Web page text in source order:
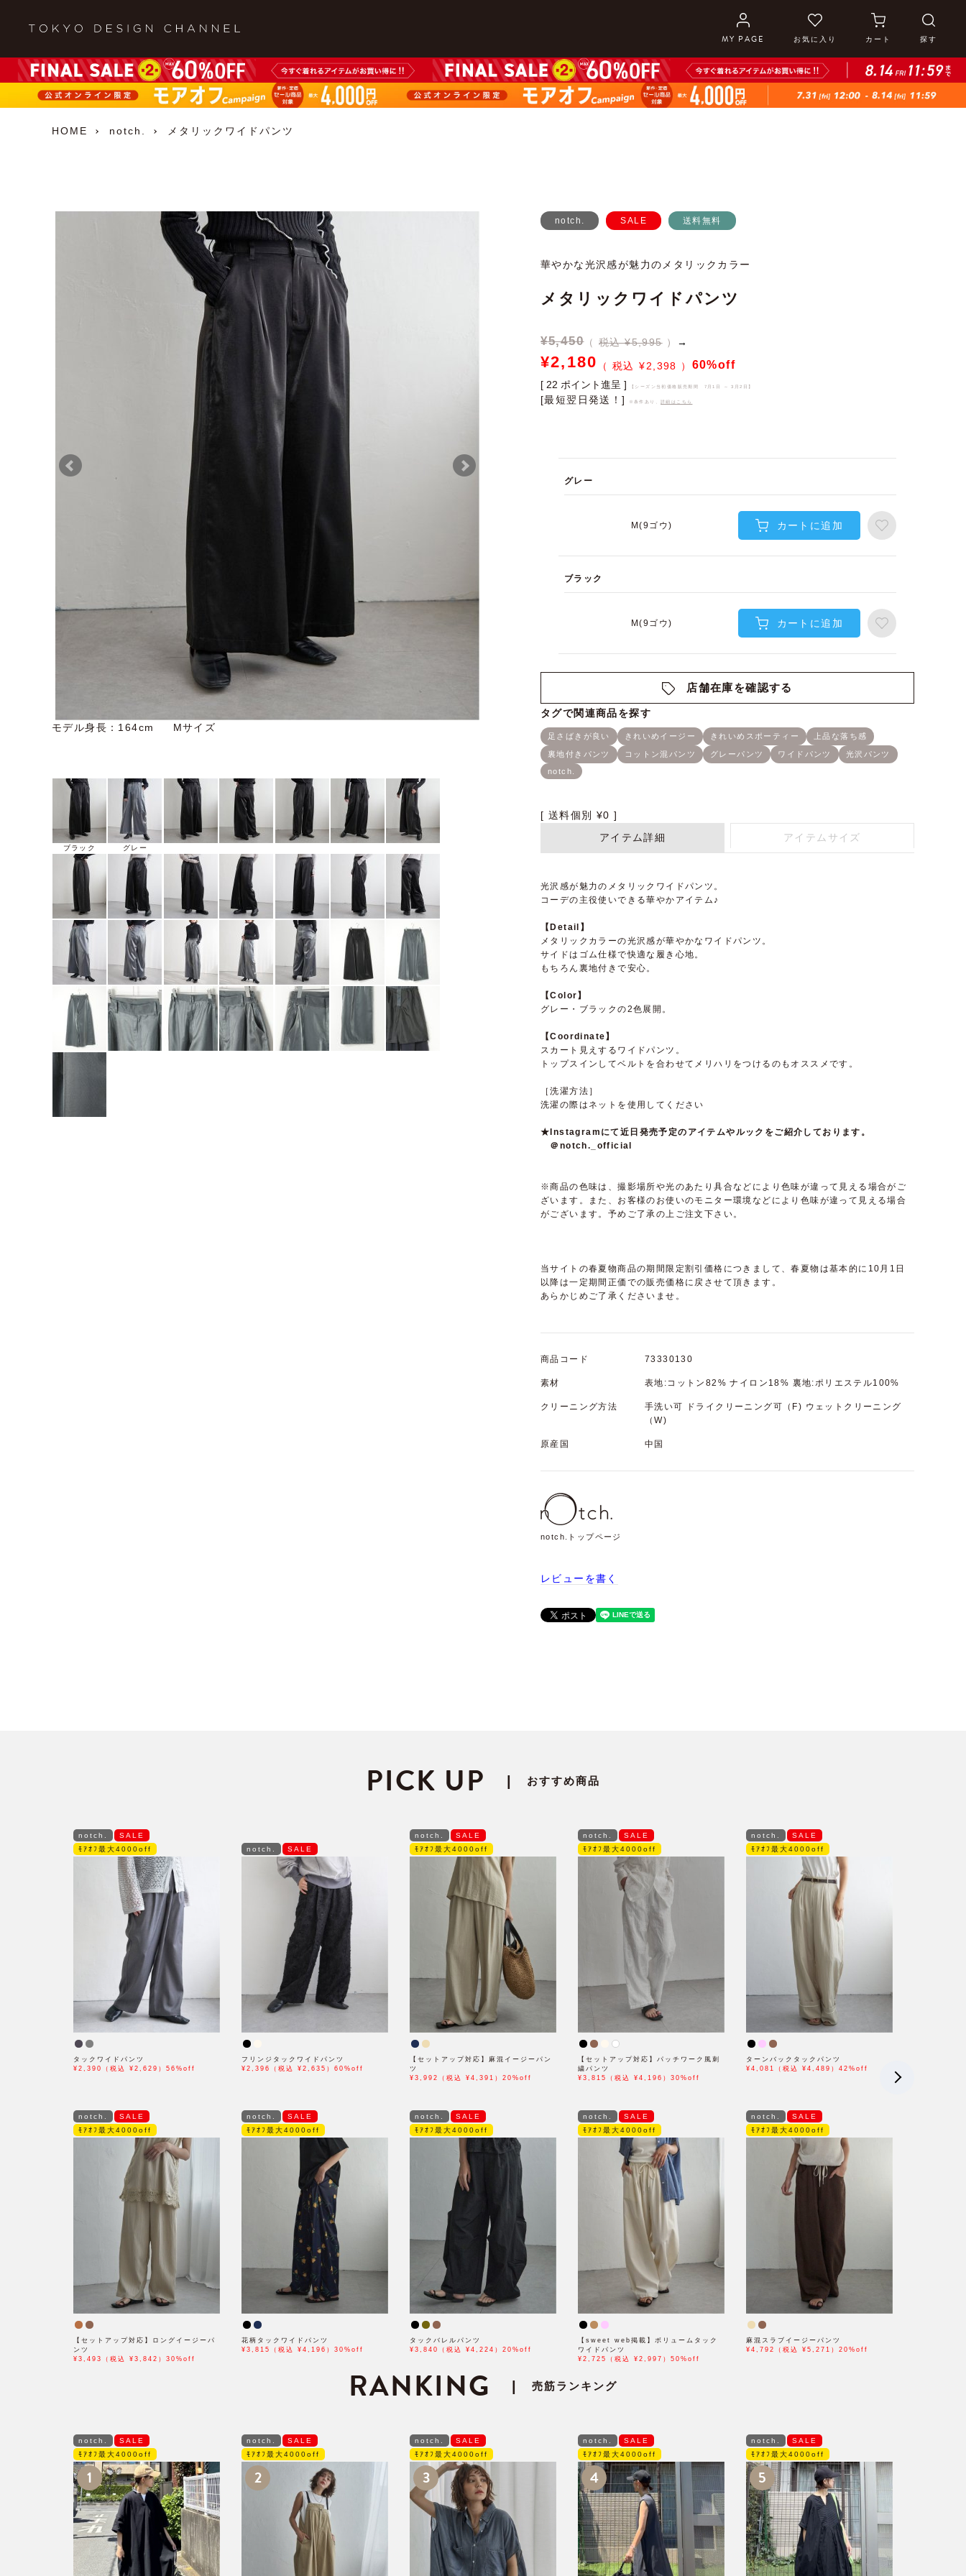
MY PAGE お気に入り カート 探す
HOME notch. メタリックワイドパンツ
モデル身長：164cm Mサイズ
ブラック グレー
notch. SALE 送料無料
華やかな光沢感が魅力のメタリックカラー
メタリックワイドパンツ
¥5,450 税込 ¥5,995 →
¥2,180 ¥2,398 60%off
[ 22 ポイント進呈 ] 【シーズン当初価格販売期間 7月1日 ～ 3月2日 】
[最短翌日発送！] ※条件あり、 詳細はこちら
グレー
M(9ゴウ) カートに追加
ブラック
M(9ゴウ) カートに追加
店舗在庫を確認する
送料個別 ¥0
アイテム詳細
アイテムサイズ
光沢感が魅力のメタリックワイドパンツ。
コーデの主役使いできる華やかアイテム♪
【Detail】
メタリックカラーの光沢感が華やかなワイドパンツ。
サイドはゴム仕様で快適な履き心地。
もちろん裏地付きで安心。
【Color】
グレー・ブラックの2色展開。
【Coordinate】
スカート見えするワイドパンツ。
トップスインしてベルトを合わせてメリハリをつけるのもオススメです。
［洗濯方法］
洗濯の際はネットを使用してください
★Instagramにて近日発売予定のアイテムやルックをご紹介しております。
＠notch._official
※商品の色味は、撮影場所や光のあたり具合などにより色味が違って見える場合がご
ざいます。また、お客様のお使いのモニター環境などにより色味が違って見える場合
がございます。予めご了承の上ご注文下さい。
当サイトの春夏物商品の期間限定割引価格につきまして、春夏物は基本的に10月1日
以降は一定期間正価での販売価格に戻させて頂きます。
あらかじめご了承くださいませ。
商品コード 73330130
素材 表地:コットン82% ナイロン18% 裏地:ポリエステル100%
クリーニング方法
手洗い可 ドライクリーニング可（F) ウェットクリーニング
（W)
原産国 中国
notch.トップページ
レビューを書く
PICK UP おすすめ商品
notch.
SALE
ﾓｱｵﾌ最大4000off
タックワイドパンツ
¥2,390（税込 ¥2,629）56%off
notch. SALE
フリンジタックワイドパンツ
¥2,396（税込 ¥2,635）60%off
notch.
SALE
ﾓｱｵﾌ最大4000off
【セットアップ対応】麻混イージーパン
ツ
¥3,992（税込 ¥4,391）20%off
notch.
SALE
ﾓｱｵﾌ最大4000off
【セットアップ対応】パッチワーク風刺
繍パンツ
¥3,815（税込 ¥4,196）30%off
notch.
SALE
ﾓｱｵﾌ最大4000off
ターンバックタックパンツ
¥4,081（税込 ¥4,489）42%off
notch.
SALE
ﾓｱｵﾌ最大4000off
【セットアップ対応】ロングイージーパ
ンツ
¥3,493（税込 ¥3,842）30%off
notch.
SALE
ﾓｱｵﾌ最大4000off
花柄タックワイドパンツ
¥3,815（税込 ¥4,196）30%off
notch.
SALE
ﾓｱｵﾌ最大4000off
タックバレルパンツ
¥3,840（税込 ¥4,224）20%off
notch.
SALE
ﾓｱｵﾌ最大4000off
【sweet web掲載】ボリュームタック
ワイドパンツ
¥2,725（税込 ¥2,997）50%off
notch.
SALE
ﾓｱｵﾌ最大4000off
麻混スラブイージーパンツ
¥4,792（税込 ¥5,271）20%off
RANKING | 売筋ランキング
notch.
SALE
ﾓｱｵﾌ最大4000off
1
notch.
SALE
ﾓｱｵﾌ最大4000off
2
notch.
SALE
ﾓｱｵﾌ最大4000off
3
notch.
SALE
ﾓｱｵﾌ最大4000off
4
notch.
SALE
ﾓｱｵﾌ最大4000off
5